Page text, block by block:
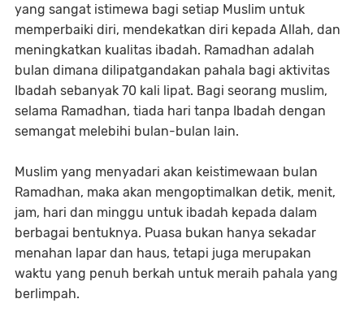
yang sangat istimewa bagi setiap Muslim untuk
memperbaiki diri, mendekatkan diri kepada Allah, dan
meningkatkan kualitas ibadah. Ramadhan adalah
bulan dimana dilipatgandakan pahala bagi aktivitas
Ibadah sebanyak 70 kali lipat. Bagi seorang muslim,
selama Ramadhan, tiada hari tanpa Ibadah dengan
semangat melebihi bulan-bulan lain.
Muslim yang menyadari akan keistimewaan bulan
Ramadhan, maka akan mengoptimalkan detik, menit,
jam, hari dan minggu untuk ibadah kepada dalam
berbagai bentuknya. Puasa bukan hanya sekadar
menahan lapar dan haus, tetapi juga merupakan
waktu yang penuh berkah untuk meraih pahala yang
berlimpah.